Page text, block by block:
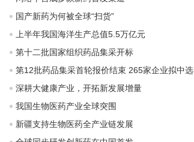
国产新药为何被全球“扫货”
上半年我国海洋生产总值5.5万亿元
第十二批国家组织药品集采开标
第12批药品集采首轮报价结束 265家企业拟中选
深耕大健康产业，开拓新发展增量
我国生物医药产业全球突围
新疆支持生物医药全产业链发展